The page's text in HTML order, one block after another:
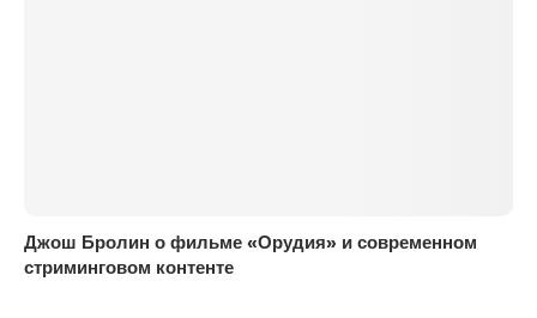
Джош Бролин о фильме «Орудия» и современном
стриминговом контенте